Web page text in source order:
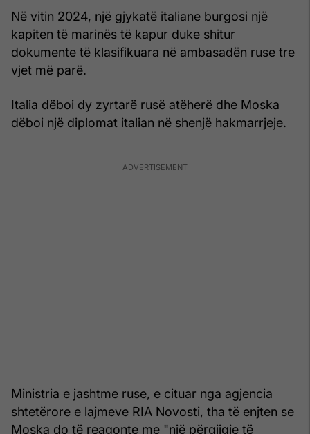
Në vitin 2024, një gjykatë italiane burgosi një
kapiten të marinës të kapur duke shitur
dokumente të klasifikuara në ambasadën ruse tre
vjet më parë.
Italia dëboi dy zyrtarë rusë atëherë dhe Moska
dëboi një diplomat italian në shenjë hakmarrjeje.
Ministria e jashtme ruse, e cituar nga agjencia
shtetërore e lajmeve RIA Novosti, tha të enjten se
Moska do të reagonte me "një përgjigje të